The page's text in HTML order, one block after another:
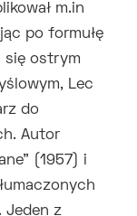
m.in
po formułę
się ostrym
Lec
do
Autor
(1957) i
Jeden z